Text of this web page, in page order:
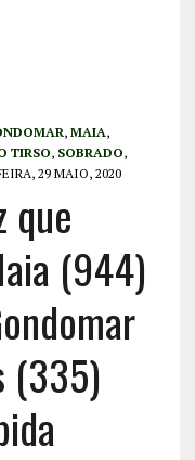
, MAIA,
TIRSO, SOBRADO,
29 MAIO, 2020
que
(944)
(335)